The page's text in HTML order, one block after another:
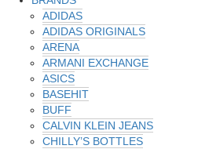
ADIDAS
ADIDAS ORIGINALS
ARENA
ARMANI EXCHANGE
ASICS
BASEHIT
BUFF
CALVIN KLEIN JEANS
CHILLY’S BOTTLES